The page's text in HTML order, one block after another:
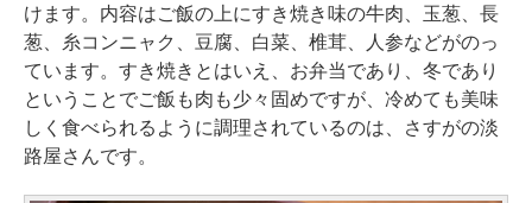
けます。内容はご飯の上にすき焼き味の牛肉、玉葱、長
葱、糸コンニャク、豆腐、白菜、椎茸、人参などがのっ
ています。すき焼きとはいえ、お弁当であり、冬であり
ということでご飯も肉も少々固めですが、冷めても美味
しく食べられるように調理されているのは、さすがの淡
路屋さんです。